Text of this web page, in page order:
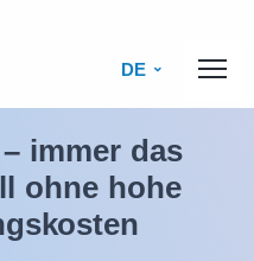
DE
immer das
ohne hohe